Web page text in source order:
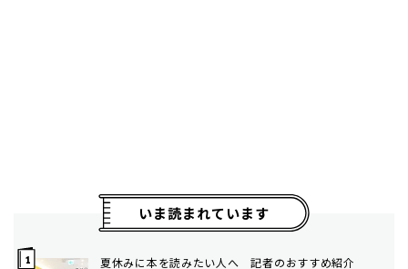
いま読まれています
夏休みに本を読みたい人へ 記者のおすすめ紹介